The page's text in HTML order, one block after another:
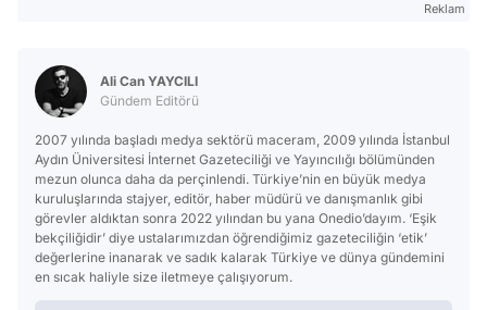
Reklam
Ali Can YAYCILI
Gündem Editörü
2007 yılında başladı medya sektörü maceram, 2009 yılında İstanbul
Aydın Üniversitesi İnternet Gazeteciliği ve Yayıncılığı bölümünden
mezun olunca daha da perçinlendi. Türkiye’nin en büyük medya
kuruluşlarında stajyer, editör, haber müdürü ve danışmanlık gibi
görevler aldıktan sonra 2022 yılından bu yana Onedio’dayım. ‘Eşik
bekçiliğidir’ diye ustalarımızdan öğrendiğimiz gazeteciliğin ‘etik’
değerlerine inanarak ve sadık kalarak Türkiye ve dünya gündemini
en sıcak haliyle size iletmeye çalışıyorum.